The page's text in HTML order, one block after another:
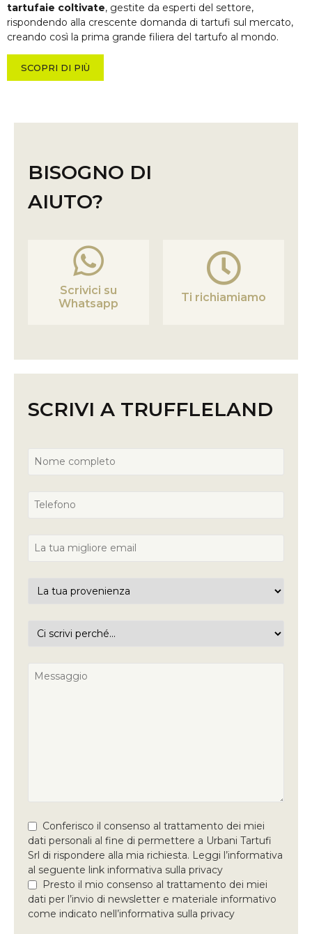
tartufaie coltivate, gestite da esperti del settore,
rispondendo alla crescente domanda di tartufi sul mercato,
creando così la prima grande filiera del tartufo al mondo.
SCOPRI DI PIÙ
BISOGNO DI
AIUTO?
Scrivici su
Whatsapp
Ti richiamiamo
SCRIVI A TRUFFLELAND
Conferisco il consenso al trattamento dei miei
dati personali al fine di permettere a Urbani Tartufi
Srl di rispondere alla mia richiesta. Leggi l’informativa
al seguente link informativa sulla privacy
Presto il mio consenso al trattamento dei miei
dati per l’invio di newsletter e materiale informativo
come indicato nell’informativa sulla privacy